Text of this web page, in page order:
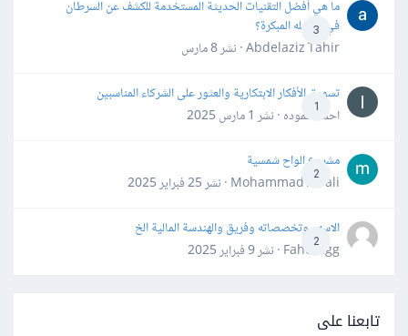
3
ما هي أفضل التقنيات الحديثة المستخدمة للكشف عن السرطان
في مراحله المبكرة؟
Abdelaziz Tahir · نشر
8 مارس
1
تسويق الأفكار الابتكارية والعثور على الشركاء المناسبين
احمد حموده · نشر 1 مارس 2025
2
مشروع الواح شمسية
Mohammad Awali · نشر
25 فبراير 2025
2
الاسهم وتخصصاته وفريق والهندسة المالية الخ
Fahd Ggg · نشر
9 فبراير 2025
تابعنا على